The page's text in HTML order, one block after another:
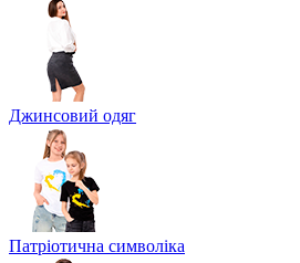
Джинсовий одяг
Патріотична символіка